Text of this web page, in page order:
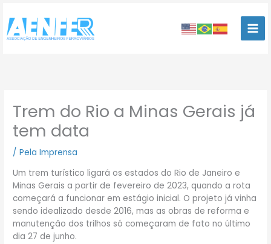
para
conteúdo
Trem do Rio a Minas Gerais já
tem data
/Pela Imprensa
Um trem turístico ligará os estados do Rio de Janeiro e
Minas Gerais a partir de fevereiro de 2023, quando a rota
começará a funcionar em estágio inicial. O projeto já vinha
sendo idealizado desde 2016, mas as obras de reforma e
manutenção dos trilhos só começaram de fato no último
dia 27 de junho.